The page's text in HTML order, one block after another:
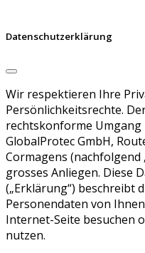
Datenschutzerklärung
Wir respektieren Ihre
Persönlichkeitsrechte.
rechtskonforme
GlobalProtec GmbH,
Cormagens (nachfolgend
grosses Anliegen. Diese
(„Erklärung“) beschreibt
Personendaten von
Internet-Seite besuchen
nutzen.